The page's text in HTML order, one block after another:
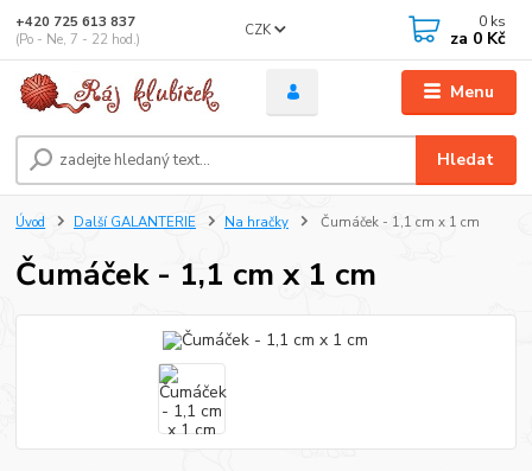
Menu
CZK
Hledat
+420 725 613 837
(Po - Ne, 7 - 22 hod.)
0 ks
za 0 Kč
Úvod Další GALANTERIE Na hračky Čumáček - 1,1 cm x 1 cm
Čumáček - 1,1 cm x 1 cm